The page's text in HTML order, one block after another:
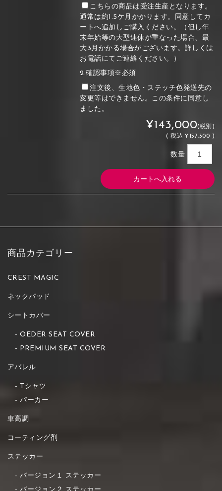
こちらの商品は受注生産となります。
通常は約1.5ケ月かかります。同意してカ
ートへ追加しご購入ください。（但し年
末年始等の大型連休が重なった場合、最
大3月かかる場合がございます。詳しくは
お電話にてご連絡ください。）
2.確認事項※必須
注文後、生地色・ステッチ色発送先の
変更等はできません。この条件に同意し
ました。
¥143,000(税別)
(税込 ¥157,300 )
数量
商品カテゴリー
CREST MAGIC
ネックパッド
シートカバー
OEDER SEAT COVER
PREMIUM SEAT COVER
アパレル
Tシャツ
パーカー
車高調
コーティング剤
ステッカー
バージョン１ ステッカー